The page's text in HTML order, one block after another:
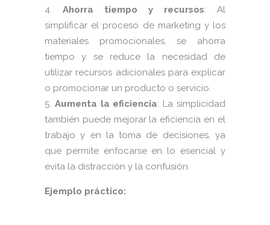
Ahorra tiempo y recursos: Al
simplificar el proceso de marketing y los
materiales promocionales, se ahorra
tiempo y se reduce la necesidad de
utilizar recursos adicionales para explicar
o promocionar un producto o servicio.
Aumenta la eficiencia: La simplicidad
también puede mejorar la eficiencia en el
trabajo y en la toma de decisiones, ya
que permite enfocarse en lo esencial y
evita la distracción y la confusión.
Ejemplo práctico: